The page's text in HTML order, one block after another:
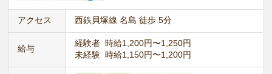
アクセス 西鉄貝塚線 名島 徒歩 5分
給与
経験者 時給1,200円〜1,250円
未経験 時給1,150円〜1,200円